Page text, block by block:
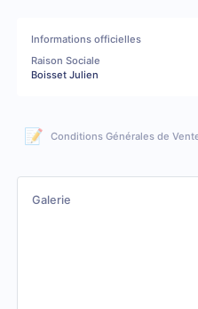
Informations officielles
Raison Sociale
Boisset Julien
📝 Conditions Générales de
Galerie